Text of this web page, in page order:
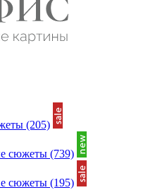
(205)
сюжеты (739)
сюжеты (195)